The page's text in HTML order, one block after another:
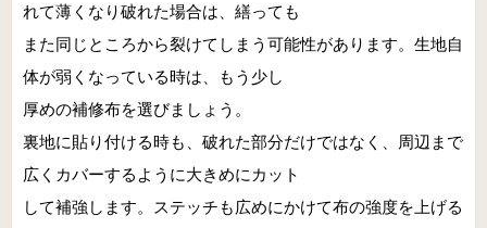
れて薄くなり破れた場合は、繕っても
また同じところから裂けてしまう可能性があります。生地自
体が弱くなっている時は、もう少し
厚めの補修布を選びましょう。
裏地に貼り付ける時も、破れた部分だけではなく、周辺まで
広くカバーするように大きめにカット
して補強します。ステッチも広めにかけて布の強度を上げる